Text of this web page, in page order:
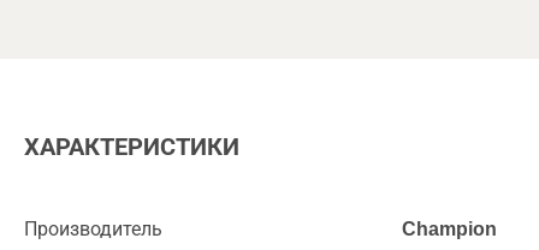
ХАРАКТЕРИСТИКИ
Производитель Champion